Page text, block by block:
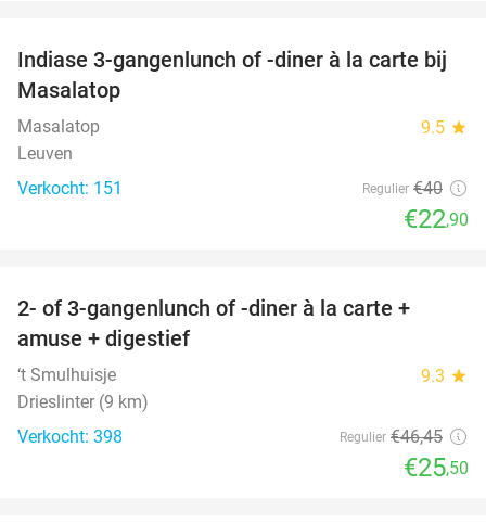
43%
Indiase 3-gangenlunch of -diner à la carte bij
Masalatop
Masalatop 9.5 star
Leuven
Verkocht: 151
Regulier €40
€22,90
2- of 3-gangenlunch of -diner à la carte +
amuse + digestief
‘t Smulhuisje 9.3 star
Drieslinter (9 km)
Verkocht: 398
Regulier €46,45
€25,50